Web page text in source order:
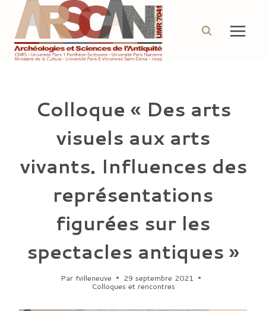
contenu
Colloque « Des arts
visuels aux arts
vivants. Influences des
représentations
figurées sur les
spectacles antiques »
Par fvilleneuve 29 septembre 2021
Colloques et rencontres